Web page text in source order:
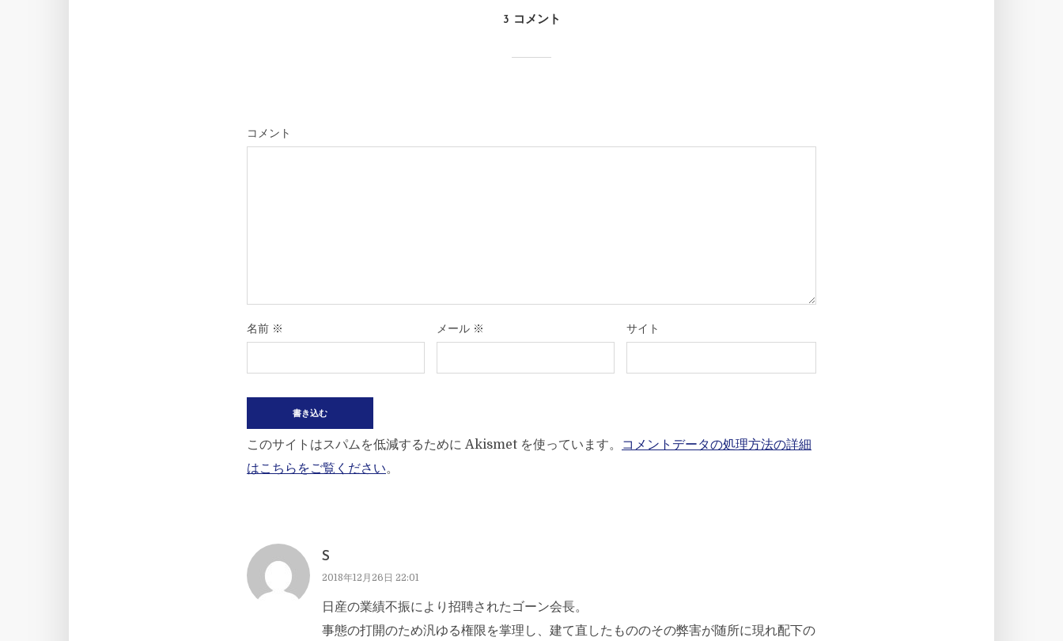
3 コメント
コメント
名前 ※ メール ※ サイト
このサイトはスパムを低減するために Akismet を使っています。
コメントデータの処理方法の詳細
はこちらをご覧ください。
S
2018年12月26日 22:01
日産の業績不振により招聘されたゴーン会長。
事態の打開のため汎ゆる権限を掌理し、建て直したもののその弊害が随所に現れ配下の